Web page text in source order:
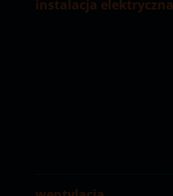
instalacja elektryczna